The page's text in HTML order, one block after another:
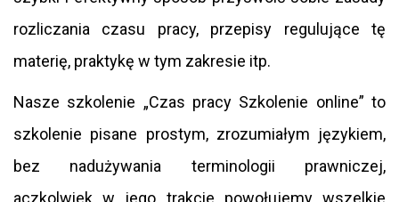
rozliczania czasu pracy, przepisy regulujące tę
materię, praktykę w tym zakresie itp.
Nasze szkolenie „Czas pracy Szkolenie online” to
szkolenie pisane prostym, zrozumiałym językiem,
bez nadużywania terminologii prawniczej,
aczkolwiek w jego trakcie powołujemy wszelkie